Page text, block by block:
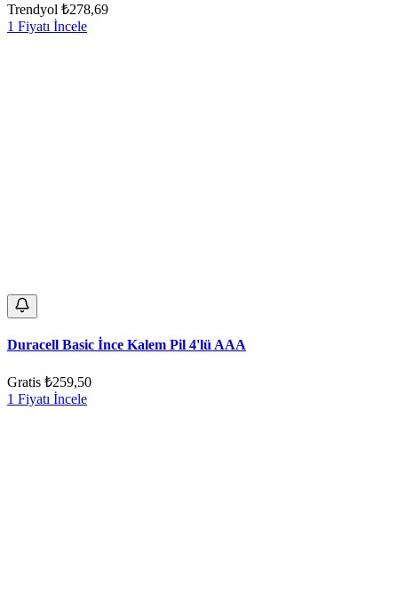
Trendyol ₺278,69
1 Fiyatı İncele
Duracell Basic İnce Kalem Pil 4'lü AAA
Gratis ₺259,50
1 Fiyatı İncele